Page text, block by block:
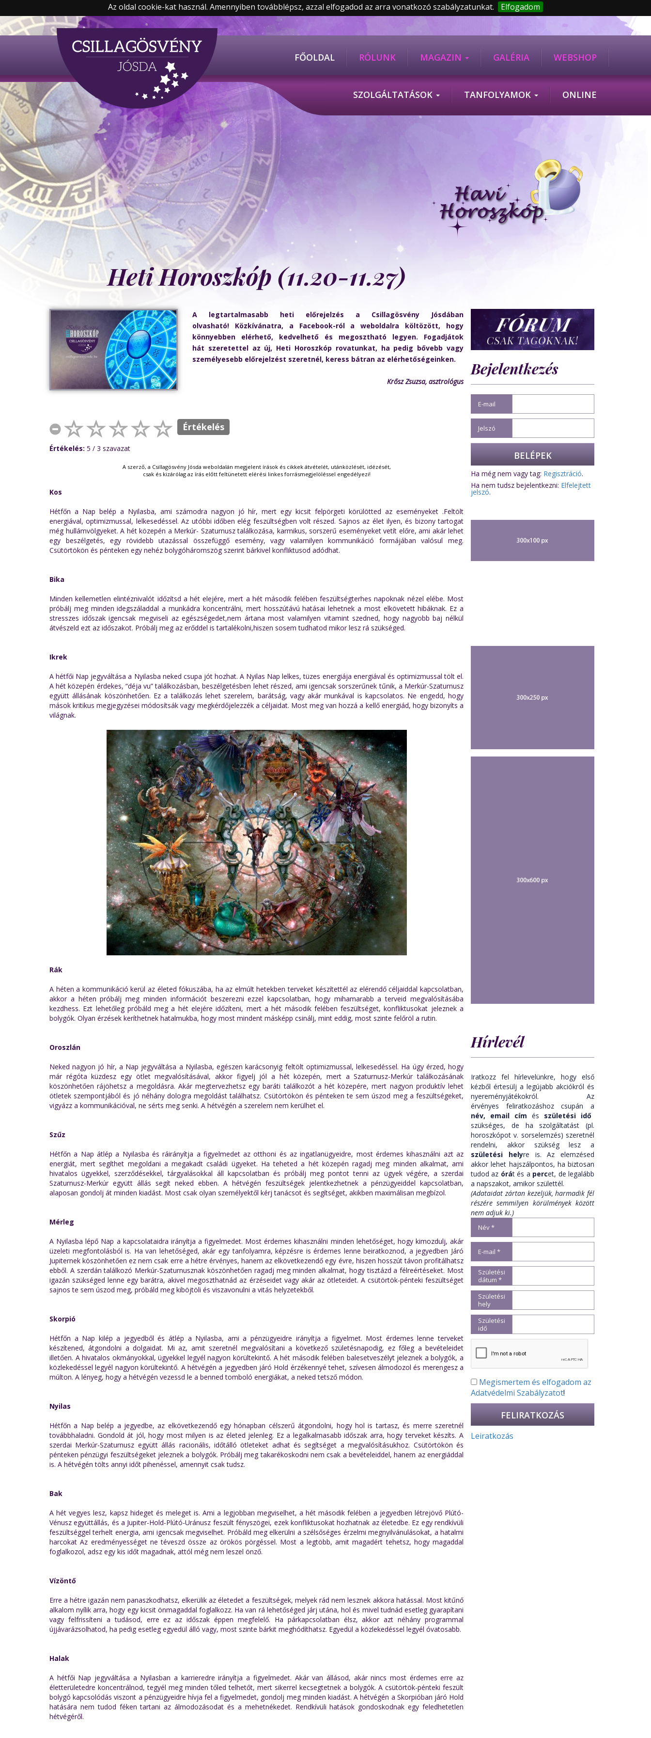
Az oldal cookie-kat használ. Amennyiben továbblépsz, azzal elfogadod az arra vonatkozó szabályzatunkat. Elfogadom
FŐOLDAL RÓLUNK MAGAZIN GALÉRIA WEBSHOP
SZOLGÁLTATÁSOK TANFOLYAMOK ONLINE
Heti Horoszkóp (11.20-11.27)
A legtartalmasabb heti előrejelzés a Csillagösvény Jósdában
olvasható! Közkívánatra, a Facebook-ról a weboldalra költözött, hogy
könnyebben elérhető, kedvelhető és megosztható legyen. Fogadjátok
hát szeretettel az új, Heti Horoszkóp rovatunkat, ha pedig bővebb vagy
személyesebb előrejelzést szeretnél, keress bátran az elérhetőségeinken.
Krősz Zsuzsa, asztrológus
Értékelés
Értékelés: 5 / 3 szavazat
A szerző, a Csillagösvény Jósda weboldalán megjelent írások és cikkek átvételét, utánközlését, idézését,
csak és kizárólag az írás előtt feltünetett elérési linkes forrásmegjelöléssel engedélyezi!
Kos
Hétfőn a Nap belép a Nyilasba, ami számodra nagyon jó hír, mert egy kicsit felpörgeti körülötted az eseményeket .Feltölt
energiával, optimizmussal, lelkesedéssel. Az utóbbi időben elég feszültségben volt részed. Sajnos az élet ilyen, és bizony tartogat
még hullámvölgyeket. A hét közepén a Merkúr- Szaturnusz találkozása, karmikus, sorszerű eseményeket vetít előre, ami akár lehet
egy beszélgetés, egy rövidebb utazással összefüggő esemény, vagy valamilyen kommunikáció formájában valósul meg.
Csütörtökön és pénteken egy nehéz bolygóháromszög szerint bárkivel konfliktusod adódhat.
Bika
Minden kellemetlen elintéznivalót időzítsd a hét elejére, mert a hét második felében feszültségterhes napoknak nézel elébe. Most
próbálj meg minden idegszáladdal a munkádra koncentrálni, mert hosszútávú hatásai lehetnek a most elkövetett hibáknak. Ez a
stresszes időszak igencsak megviseli az egészségedet,nem ártana most valamilyen vitamint szedned, hogy nagyobb baj nélkül
átvészeld ezt az időszakot. Próbálj meg az erőddel is tartalékolni,hiszen sosem tudhatod mikor lesz rá szükséged.
Ikrek
A hétfői Nap jegyváltása a Nyilasba neked csupa jót hozhat. A Nyilas Nap lelkes, tüzes energiája energiával és optimizmussal tölt el.
A hét közepén érdekes, “déja vu” találkozásban, beszélgetésben lehet részed, ami igencsak sorszerűnek tűnik, a Merkúr-Szaturnusz
együtt állásának köszönhetően. Ez a találkozás lehet szerelem, barátság, vagy akár munkával is kapcsolatos. Ne engedd, hogy
mások kritikus megjegyzései módosítsák vagy megkérdőjelezzék a céljaidat. Most meg van hozzá a kellő energiád, hogy bizonyíts a
világnak.
Rák
A héten a kommunikáció kerül az életed fókuszába, ha az elmúlt hetekben terveket készítettél az elérendő céljaiddal kapcsolatban,
akkor a héten próbálj meg minden információt beszerezni ezzel kapcsolatban, hogy mihamarabb a terveid megvalósításába
kezdhess. Ezt lehetőleg próbáld meg a hét elejére időzíteni, mert a hét második felében feszültséget, konfliktusokat jeleznek a
bolygók. Olyan érzések keríthetnek hatalmukba, hogy most mindent másképp csinálj, mint eddig, most szinte felőröl a rutin.
Oroszlán
Neked nagyon jó hír, a Nap jegyváltása a Nyilasba, egészen karácsonyig feltölt optimizmussal, lelkesedéssel. Ha úgy érzed, hogy
már régóta küzdesz egy ötlet megvalósításával, akkor figyelj jól a hét közepén, mert a Szaturnusz-Merkúr találkozásának
köszönhetően rájöhetsz a megoldásra. Akár megtervezhetsz egy baráti találkozót a hét közepére, mert nagyon produktív lehet
ötletek szempontjából és jó néhány dologra megoldást találhatsz. Csütörtökön és pénteken te sem úszod meg a feszültségeket,
vigyázz a kommunikációval, ne sérts meg senki. A hétvégén a szerelem nem kerülhet el.
Szűz
Hétfőn a Nap átlép a Nyilasba és ráirányítja a figyelmedet az otthoni és az ingatlanügyeidre, most érdemes kihasználni azt az
energiát, mert segíthet megoldani a megakadt családi ügyeket. Ha teheted a hét közepén ragadj meg minden alkalmat, ami
hivatalos ügyekkel, szerződésekkel, tárgyalásokkal áll kapcsolatban és próbálj meg pontot tenni az ügyek végére, a szerdai
Szaturnusz-Merkúr együtt állás segít neked ebben. A hétvégén feszültségek jelentkezhetnek a pénzügyeiddel kapcsolatban,
alaposan gondolj át minden kiadást. Most csak olyan személyektől kérj tanácsot és segítséget, akikben maximálisan megbízol.
Mérleg
A Nyilasba lépő Nap a kapcsolataidra irányítja a figyelmedet. Most érdemes kihasználni minden lehetőséget, hogy kimozdulj, akár
üzeleti megfontolásból is. Ha van lehetőséged, akár egy tanfolyamra, képzésre is érdemes lenne beiratkoznod, a jegyedben Járó
Jupiternek köszönhetően ez nem csak erre a hétre érvényes, hanem az elkövetkezendő egy évre, hiszen hosszút távon profitálhatsz
ebből. A szerdán találkozó Merkúr-Szaturnusznak köszönhetően ragadj meg minden alkalmat, hogy tisztázd a félreértéseket. Most
igazán szükséged lenne egy barátra, akivel megoszthatnád az érzéseidet vagy akár az ötleteidet. A csütörtök-pénteki feszültséget
sajnos te sem úszod meg, próbáld meg kiböjtöli és viszavonulni a vitás helyzetekből.
Skorpió
Hétfőn a Nap kilép a jegyedből és átlép a Nyilasba, ami a pénzügyeidre irányítja a figyelmet. Most érdemes lenne terveket
készítened, átgondolni a dolgaidat. Mi az, amit szeretnél megvalósítani a következő születésnapodig, ez főleg a bevételeidet
illetően. A hivatalos okmányokkal, ügyekkel legyél nagyon körültekintő. A hét második felében balesetveszélyt jeleznek a bolygók, a
közlekedéssel legyél nagyon körültekintő. A hétvégén a jegyedben járó Hold érzékennyé tehet, szívesen álmodozol és merengesz a
múlton. A lényeg, hogy a hétvégén vezessd le a benned tomboló energiákat, a neked tetsző módon.
Nyilas
Hétfőn a Nap belép a jegyedbe, az elkövetkezendő egy hónapban célszerű átgondolni, hogy hol is tartasz, és merre szeretnél
továbbhaladni. Gondold át jól, hogy most milyen is az életed jelenleg. Ez a legalkalmasabb időszak arra, hogy terveket készíts. A
szerdai Merkúr-Szaturnusz együtt állás racionális, időtálló ötleteket adhat és segítséget a megvalósításukhoz. Csütörtökön és
pénteken pénzügyi feszültségeket jeleznek a bolygók. Próbálj meg takarékoskodni nem csak a bevételeiddel, hanem az energiáddal
is. A hétvégén tölts annyi időt pihenéssel, amennyit csak tudsz.
Bak
A hét vegyes lesz, kapsz hideget és meleget is. Ami a legjobban megviselhet, a hét második felében a jegyedben létrejövő Plútó-
Vénusz együttállás, és a Jupiter-Hold-Plútó-Uránusz feszült fényszögei, ezek konfliktusokat hozhatnak az életedbe. Ez egy rendkívüli
feszültséggel terhelt energia, ami igencsak megviselhet. Próbáld meg elkerülni a szélsőséges érzelmi megnyilvánulásokat, a hatalmi
harcokat Az eredményességet ne téveszd össze az örökös pörgéssel. Most a legtöbb, amit magadért tehetsz, hogy magaddal
foglalkozol, adsz egy kis időt magadnak, attól még nem leszel önző.
Vízöntő
Erre a hétre igazán nem panaszkodhatsz, elkerülik az életedet a feszültségek, melyek rád nem lesznek akkora hatással. Most kitűnő
alkalom nyílik arra, hogy egy kicsit önmagaddal foglalkozz. Ha van rá lehetőséged járj utána, hol és mivel tudnád esetleg gyarapítani
vagy felfrissíteni a tudásod, erre ez az időszak éppen megfelelő. Ha párkapcsolatban élsz, akkor azt néhány programmal
újjávarázsolhatod, ha pedig esetleg egyedül álló vagy, most szinte bárkit meghódíthatsz. Egyedül a közlekedéssel legyél óvatosabb.
Halak
A hétfői Nap jegyváltása a Nyilasban a karrieredre irányítja a figyelmedet. Akár van állásod, akár nincs most érdemes erre az
életterületedre koncentrálnod, tegyél meg minden tőled telhetőt, mert sikerrel kecsegtetnek a bolygók. A csütörtök-pénteki feszült
bolygó kapcsolódás viszont a pénzügyeidre hívja fel a figyelmedet, gondolj meg minden kiadást. A hétvégén a Skorpióban járó Hold
hatására nem tudod féken tartani az álmodozásodat és a mehetnékedet. Rendkívüli hatások gondoskodnak egy feledhetetlen
hétvégéről.
Bejelentkezés
E-mail
Jelszó
Ha még nem vagy tag: Regisztráció.
Ha nem tudsz bejelentkezni: Elfelejtett
jelszó.
Hírlevél
Iratkozz fel hírlevelünkre, hogy első
kézből értesülj a legújabb akciókról és
nyereményjátékokról. Az
érvényes feliratkozáshoz csupán a
név,
email cím és születési idő
szükséges, de ha szolgáltatást (pl.
horoszkópot v. sorselemzés) szeretnél
rendelni, akkor szükség lesz a
születési helyre is. Az elemzésed
akkor lehet hajszálpontos, ha biztosan
tudod az órát és a percet, de legalább
a napszakot, amikor születtél.
(Adataidat zártan kezeljük, harmadik fél
részére semmilyen körülmények között
nem adjuk ki.)
Név *
E-mail *
Születési
dátum *
Születési
hely
Születési
idő
Megismertem és elfogadom az
Adatvédelmi Szabályzatot!
Leiratkozás